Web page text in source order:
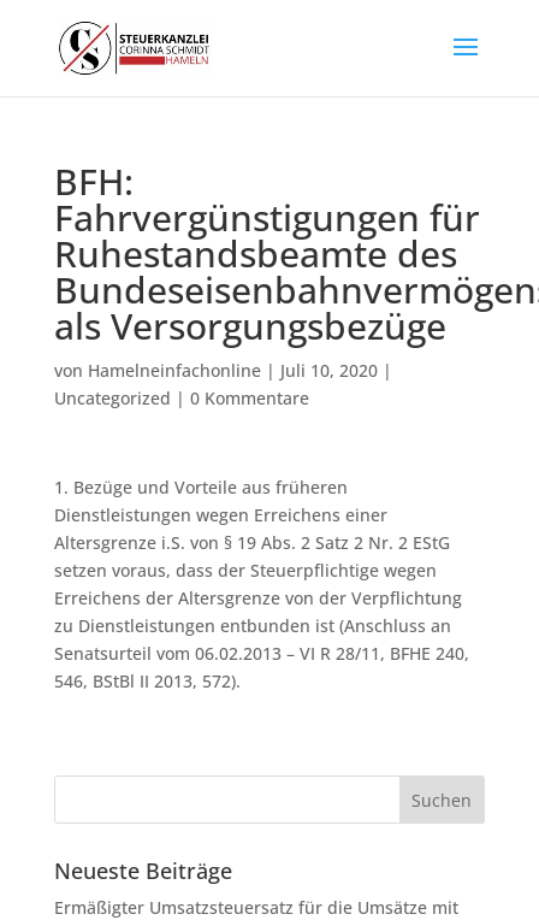
BFH:
Fahrvergünstigungen für
Ruhestandsbeamte des
als Versorgungsbezüge
von Hamelneinfachonline| Juli 10, 2020|
Uncategorized | 0 Kommentare
1. Bezüge und Vorteile aus früheren
Dienstleistungen wegen Erreichens einer
Altersgrenze i.S. von § 19 Abs. 2 Satz 2 Nr. 2 EStG
setzen voraus, dass der Steuerpflichtige wegen
Erreichens der Altersgrenze von der Verpflichtung
zu Dienstleistungen entbunden ist (Anschluss an
Senatsurteil vom 06.02.2013 – VI R 28/11, BFHE 240,
546, BStBl II 2013, 572).
Neueste Beiträge
Ermäßigter Umsatzsteuersatz für die Umsätze mit